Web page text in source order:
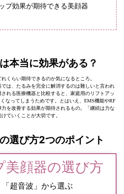
プ効果が期待できる美顔器
本当に効果がある？
くらい期待できるのか気になるところ。
は、たるみを完全に解消するのは難しいと言われ
れる医療機器と比較すると、家庭用のリフトアッ
なってしまうためです。とはいえ、EMS機能やRF
を改善する効果が期待されるもの。「継続は力な
ていくことが大切です。
選び方2つのポイント
美顔器の選び方
「超音波」から選ぶ